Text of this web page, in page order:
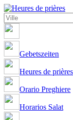
Gebetszeiten
Heures de
Orario Preghiere
Horarios Salat